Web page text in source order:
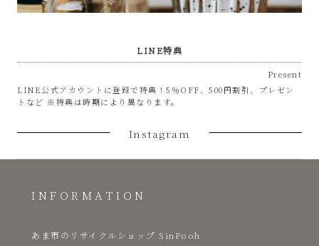
LINE特典
Present
LINE公式アカウントに登録で特典！5％OFF、500円割引、プレゼン
トなど ※特典は時期により異なります。
Instagram
INFORMATION
あま市のリサイクルショップ SinPooh